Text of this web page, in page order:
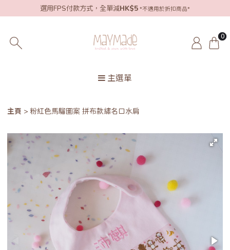
選用FPS付款方式，全單減HK$5 *不適用於折扣商品*
0
主選單
主頁 粉紅色馬騮圖案 拼布款繡名口水肩